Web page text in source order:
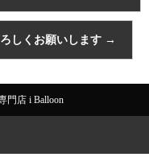
しくお願いします →
門店 i Balloon